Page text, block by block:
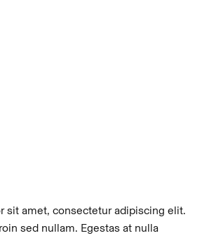
sit amet, consectetur adipiscing elit.
sed nullam. Egestas at nulla